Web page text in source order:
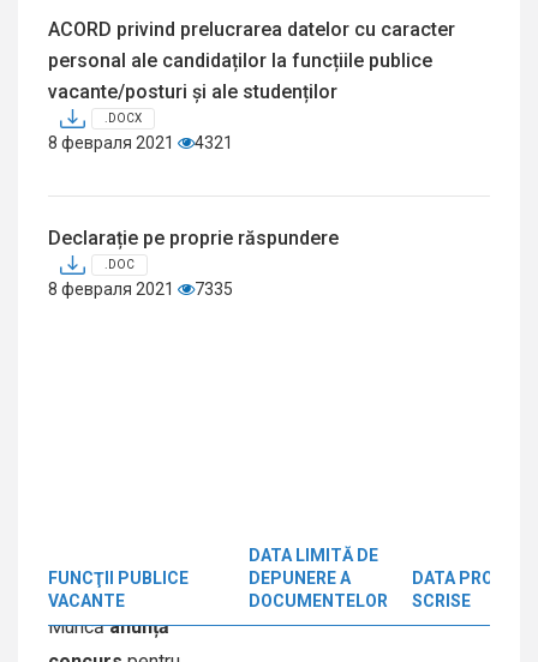
ACORD privind prelucrarea datelor cu caracter
personal ale candidaților la funcțiile publice
vacante/posturi și ale studenților
.DOCX
8 февраля 2021 4321
Declarație pe proprie răspundere
.DOC
8 февраля 2021 7335
FUNCŢII PUBLICE
VACANTE
DATA LIMITĂ DE
DEPUNERE A
DOCUMENTELOR
DATA PROBEI
SCRISE
Forței de
Muncăanunță